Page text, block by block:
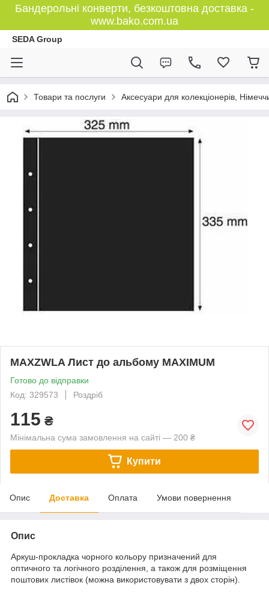
Бандерольні конверти, безкоштовна доставка -
www.bako.com.ua
SEDA Group
Товари та послуги Аксесуари для колекціонерів,
MAXZWLA Лист до альбому MAXIMUM
Готово до відправки
Код: 329573
Роздріб
115 ₴
Мінімальна сума замовлення на сайті — 200 ₴
Купити
Опис Доставка Оплата Умови повернення
Опис
Аркуш-прокладка чорного кольору призначений для
оптичного та логічного розділення, а також для розміщення
поштових листівок (можна використовувати з двох сторін).